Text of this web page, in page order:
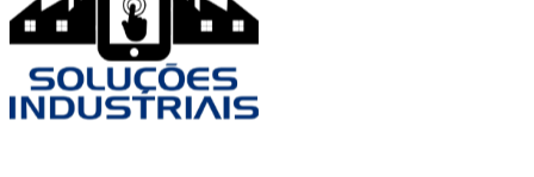
essas vantagens fazem da automação
industrial uma estratégia essencial para
empresas que buscam não apenas a
sobrevivência, mas também o crescimento e a